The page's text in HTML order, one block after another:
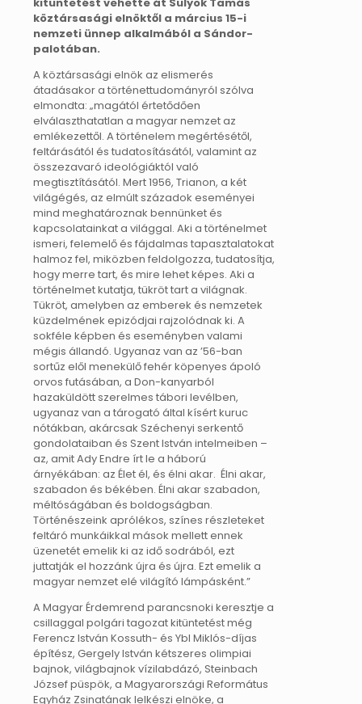
köztársasági elnöktől a március 15-i
nemzeti ünnep alkalmából a Sándor-
palotában.
A köztársasági elnök az elismerés
átadásakor a történettudományról szólva
elmondta: „magától értetődően
elválaszthatatlan a magyar nemzet az
emlékezettől. A történelem megértésétől,
feltárásától és tudatosításától, valamint az
összezavaró ideológiáktól való
megtisztításától. Mert 1956, Trianon, a két
világégés, az elmúlt századok eseményei
mind meghatároznak bennünket és
kapcsolatainkat a világgal. Aki a történelmet
ismeri, felemelő és fájdalmas tapasztalatokat
halmoz fel, miközben feldolgozza, tudatosítja,
hogy merre tart, és mire lehet képes. Aki a
történelmet kutatja, tükröt tart a világnak.
Tükröt, amelyben az emberek és nemzetek
küzdelmének epizódjai rajzolódnak ki. A
sokféle képben és eseményben valami
mégis állandó. Ugyanaz van az ’56-ban
sortűz elől menekülő fehér köpenyes ápoló
orvos futásában, a Don-kanyarból
hazaküldött szerelmes tábori levélben,
ugyanaz van a tárogató által kísért kuruc
nótákban, akárcsak Széchenyi serkentő
gondolataiban és Szent István intelmeiben –
az, amit Ady Endre írt le a háború
árnyékában: az Élet él, és élni akar. Élni akar,
szabadon és békében. Élni akar szabadon,
méltóságában és boldogságban.
Történészeink aprólékos, színes részleteket
feltáró munkáikkal mások mellett ennek
üzenetét emelik ki az idő sodrából, ezt
juttatják el hozzánk újra és újra. Ezt emelik a
magyar nemzet elé világító lámpásként.”
A Magyar Érdemrend parancsnoki keresztje a
csillaggal polgári tagozat kitüntetést még
Ferencz István Kossuth- és Ybl Miklós-díjas
építész, Gergely István kétszeres olimpiai
bajnok, világbajnok vízilabdázó, Steinbach
József püspök, a Magyarországi Református
Egyház Zsinatának lelkészi elnöke, a